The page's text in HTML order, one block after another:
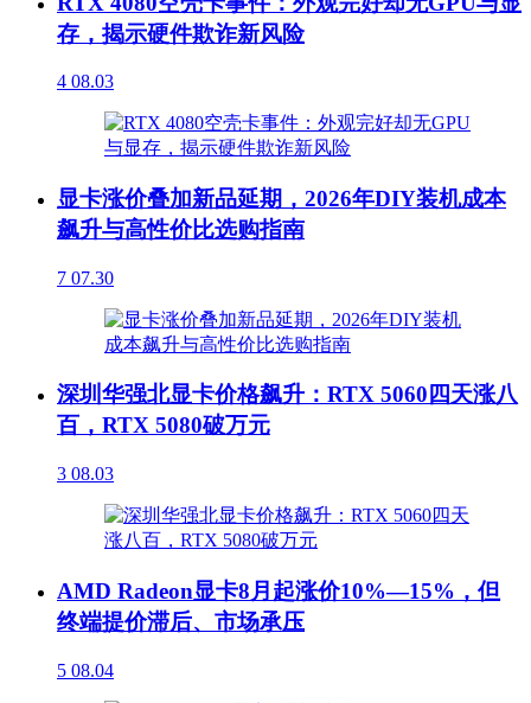
存，揭示硬件欺诈新风险
4 08.03
显卡涨价叠加新品延期，2026年DIY装机成本
飙升与高性价比选购指南
7 07.30
深圳华强北显卡价格飙升：RTX 5060四天涨八
百，RTX 5080破万元
3 08.03
AMD Radeon显卡8月起涨价10%—15%，但
终端提价滞后、市场承压
5 08.04